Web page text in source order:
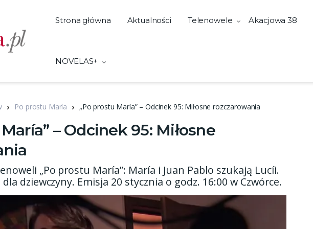
Strona główna Aktualności Telenowele Akacjowa 38
NOVELAS+
Po prostu María „Po prostu María” – Odcinek 95: Miłosne rozczarowania
– Odcinek 95: Miłosne
„Po prostu María”: María i Juan Pablo szukają Lucíi.
dziewczyny. Emisja 20 stycznia o godz. 16:00 w Czwórce.